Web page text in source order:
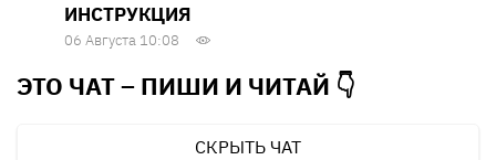
ИНСТРУКЦИЯ
06 Августа 10:08
ЭТО ЧАТ – ПИШИ И ЧИТАЙ 👇
СКРЫТЬ ЧАТ